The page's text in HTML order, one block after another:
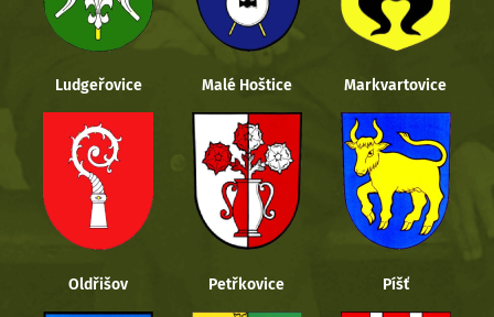
Ludgeřovice Malé Hoštice Markvartovice
Oldřišov Petřkovice Píšť